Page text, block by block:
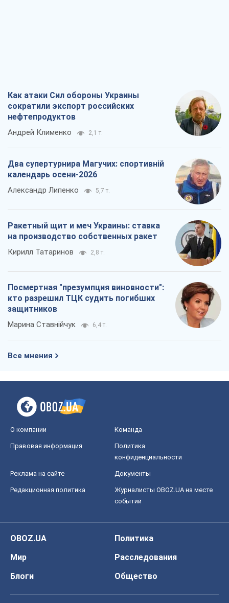
Как атаки Сил обороны Украины
сократили экспорт российских
нефтепродуктов
Андрей Клименко 2,1 т.
Два супертурнира Магучих: спортивній
календарь осени-2026
Александр Липенко 5,7 т.
Ракетный щит и меч Украины: ставка
на производство собственных ракет
Кирилл Татаринов 2,8 т.
Посмертная "презумпция виновности":
кто разрешил ТЦК судить погибших
защитников
Марина Ставнійчук 6,4 т.
Все мнения
О компании Команда
Правовая информация
Политика
конфиденциальности
Реклама на сайте Документы
Редакционная политика
Журналисты OBOZ.UA на месте
событий
OBOZ.UA
Политика
Мир
Расследования
Блоги
Общество